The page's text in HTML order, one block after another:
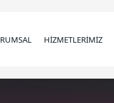
HİZMETLERİMİZ